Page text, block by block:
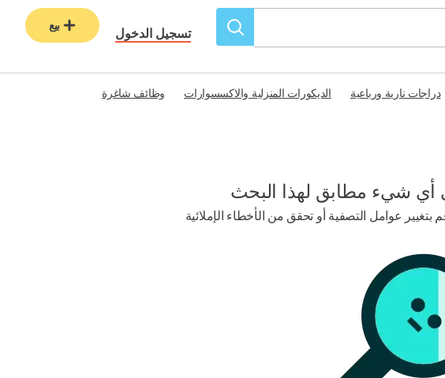
تسجيل الدخول
بيع
دراجات نارية ورباعية الديكورات المنزلية والاكسسوارات
وظائف شاغرة
أي شيء مطابق لهذا البحث
عوامل التصفية أو تحقق من الأخطاء الإملائية